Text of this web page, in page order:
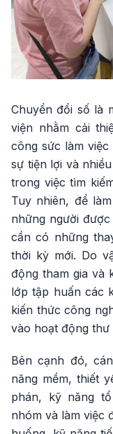
Chuyển đổi số là
viện nhằm cải
công sức làm
sự tiện lợi và
trong việc tìm
Tuy nhiên, để
những người
cần có những
thời kỳ mới. Do
động tham gia và
lớp tập huấn các
kiến thức công
vào hoạt động
Bên cạnh đó,
năng mềm, thiết
phán, kỹ năng
nhóm và làm việc